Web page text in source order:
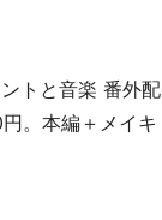
トと音楽 番外配
。本編＋メイキ